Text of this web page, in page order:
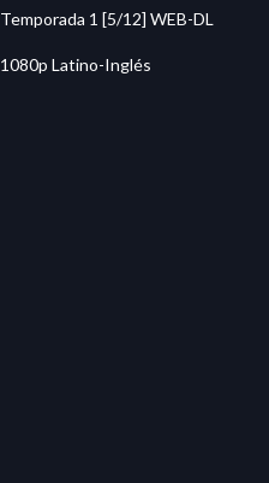
Temporada 1 [5/12] WEB-DL
1080p Latino-Inglés